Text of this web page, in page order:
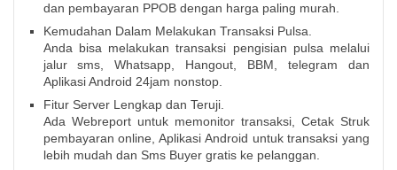
dan pembayaran PPOB dengan harga paling murah.
Kemudahan Dalam Melakukan Transaksi Pulsa.
Anda bisa melakukan transaksi pengisian pulsa melalui
jalur sms, Whatsapp, Hangout, BBM, telegram dan
Aplikasi Android 24jam nonstop.
Fitur Server Lengkap dan Teruji.
Ada Webreport untuk memonitor transaksi, Cetak Struk
pembayaran online, Aplikasi Android untuk transaksi yang
lebih mudah dan Sms Buyer gratis ke pelanggan.